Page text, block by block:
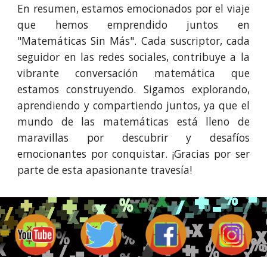
En resumen, estamos emocionados por el viaje
que hemos emprendido juntos en
"Matemáticas Sin Más". Cada suscriptor, cada
seguidor en las redes sociales, contribuye a la
vibrante conversación matemática que
estamos construyendo. Sigamos explorando,
aprendiendo y compartiendo juntos, ya que el
mundo de las matemáticas está lleno de
maravillas por descubrir y desafíos
emocionantes por conquistar. ¡Gracias por ser
parte de esta apasionante travesía!